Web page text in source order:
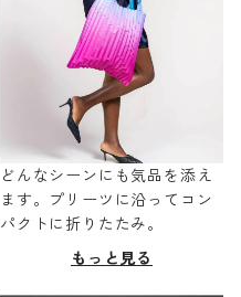
どんなシーンにも気品を添え
ます。プリーツに沿ってコン
パクトに折りたたみ。
もっと見る